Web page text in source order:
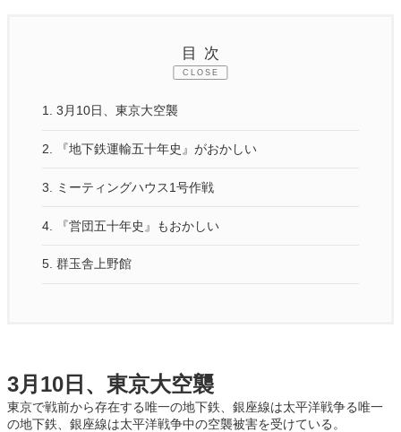
目次
CLOSE
1. 3月10日、東京大空襲
2. 『地下鉄運輸五十年史』がおかしい
3. ミーティングハウス1号作戦
4. 『営団五十年史』もおかしい
5. 群玉舎上野館
3月10日、東京大空襲
東京で戦前から存在する唯一の地下鉄、銀座線は太平洋戦争る唯一
の地下鉄、銀座線は太平洋戦争中の空襲被害を受けている。